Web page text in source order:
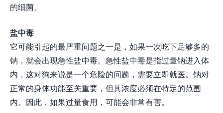
的细菌。
盐中毒
它可能引起的最严重问题之一是，如果一次吃下足够多的
钠，就会出现急性盐中毒。急性盐中毒是指过量钠进入体
内，这对狗来说是一个危险的问题，需要立即就医。钠对
正常的身体功能至关重要，但其浓度必须在特定的范围
内。因此，如果过量食用，可能会非常有害。